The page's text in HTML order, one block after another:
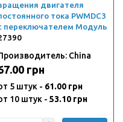
двигателя
тока PWMDC3
переключателем Модуль
China
грн
5 штук - 61.00 грн
10 штук - 53.10 грн